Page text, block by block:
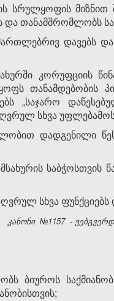
სრულყოფის
და თანამშრომლობს
დავებს
კორუფციის
თანამდებობის
„საჯარო
სხვა
დადგენილი
საბჭოსთვის
სხვა
კანონი №1157 -
ბიუროს